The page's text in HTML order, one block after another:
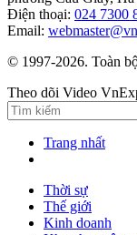
Điện thoại: 024 7300
Email:
© 1997-2026. Toàn
Theo dõi Video
Trang nhất
Thời sự
Thế giới
Kinh doanh